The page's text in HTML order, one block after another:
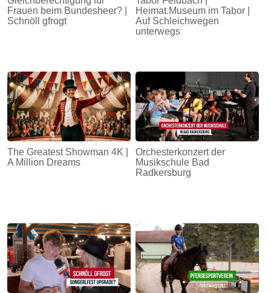
Frauen beim Bundesheer? |
Schnöll gfrogt
Heimat.Museum im Tabor |
Auf Schleichwegen
unterwegs
The Greatest Showman 4K |
A Million Dreams
Orchesterkonzert der
Musikschule Bad
Radkersburg